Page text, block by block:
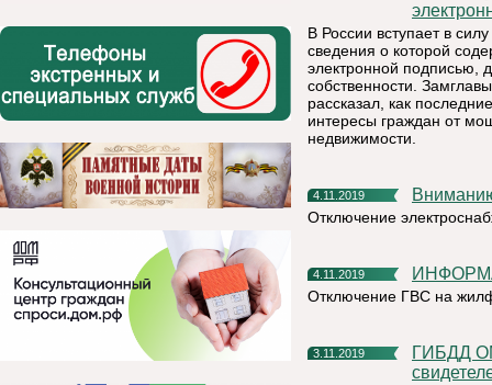
В России вступает в
сведения о которой
электронной подписью,
собственности.
рассказал, как
интересы граждан от
недвижимости.
4.11.2019
Отключение
4.11.2019
Отключение ГВС на
3.11.2019
ГИБДД ОМВД России по Княжпогостскому району ищет